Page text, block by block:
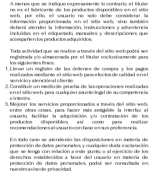
A menos que se indique expresamente lo contrario, el titular
no es el fabricante de los productos disponibles en el sitio
web, por ello, el usuario no solo debe considerar la
información proporcionada en el sitio web, sino también
deberá atender la información, instrucciones y advertencia
incluidas en el etiquetado, manuales y descripciones que
acompañen los productos adquiridos.
Toda actividad que se realice a través del sitio web podrá ser
registrada y/o almacenada por el titular exclusivamente para
los siguientes fines:
Llevar un registro de las órdenes de compra y los pagos
realizados mediante el sitio web para efectos de calidad en el
servicio y atención al cliente.
Constituir un medio de prueba de las operaciones realizadas
en el sitio web, para cualquier asunto legal de su competencia
o interés.
Mejorar los servicios proporcionados a través del sitio web,
entre otras cosas, para hacer más amigable la interfaz al
usuario, facilitar la adquisición y/o contratación de los
productos disponibles, así como para realizar
recomendaciones al usuario con base en sus preferencia.
En todo caso se atenderán las disposiciones en materia de
protección de datos personales, y cualquier duda o aclaración
que se tenga con relación a este punto, o al ejercicio de los
derechos establecidos a favor del usuario en materia de
protección de datos personales, podrá ser consultada en
nuestro aviso de privacidad.